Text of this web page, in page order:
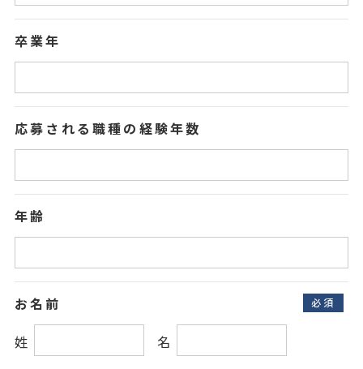
卒業年
応募される職種の経験年数
年齢
お名前 必須